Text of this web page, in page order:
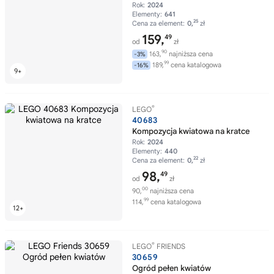
Rok: 2024
Elementy: 641
Cena za element: 0,25 zł
od 159,49
zł
-3% 163,90 najniższa cena
-16% 189,99 cena katalogowa
LEGO®
40683
Kompozycja kwiatowa na kratce
Rok: 2024
Elementy: 440
Cena za element: 0,22 zł
od 98,49
zł
90,00 najniższa cena
114,99 cena katalogowa
LEGO® FRIENDS
30659
Ogród pełen kwiatów